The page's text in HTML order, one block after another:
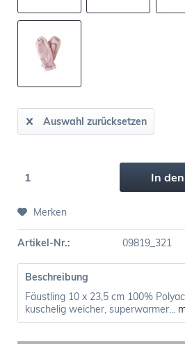
Auswahl zurücksetzen
In den
Merken
Artikel-Nr.: 09819_321
Beschreibung
Fäustling 10 x 23,5 cm 100%
kuschelig weicher, superwarmer...